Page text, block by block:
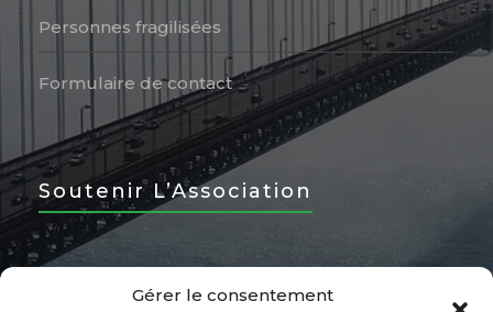
Gérer le consentement
Personnes fragilisées
Formulaire de contact
Soutenir L’Association